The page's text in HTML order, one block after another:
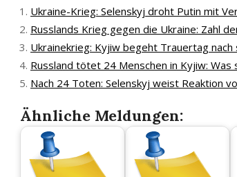
Ukraine-Krieg: Selenskyj droht Putin mit
Russlands Krieg gegen die Ukraine: Zahl
Ukrainekrieg: Kyjiw begeht Trauertag
Russland tötet 24 Menschen in Kyjiw:
Nach 24 Toten: Selenskyj weist Reaktion
Ähnliche Meldungen: